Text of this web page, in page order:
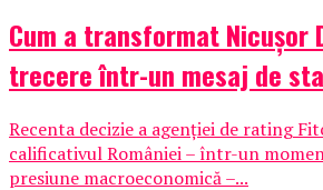
Cum a transformat Nicușor
trecere într-un mesaj de
Recenta decizie a agenției de rating
calificativul României – într-un
presiune macroeconomică –...